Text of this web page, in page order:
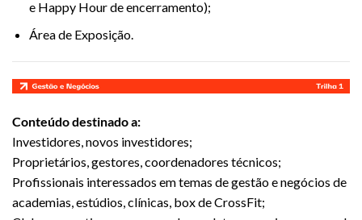
e Happy Hour de encerramento);
Área de Exposição.
Conteúdo destinado a:
Investidores, novos investidores;
Proprietários, gestores, coordenadores técnicos;
Profissionais interessados em temas de gestão e negócios de
academias, estúdios, clínicas, box de CrossFit;